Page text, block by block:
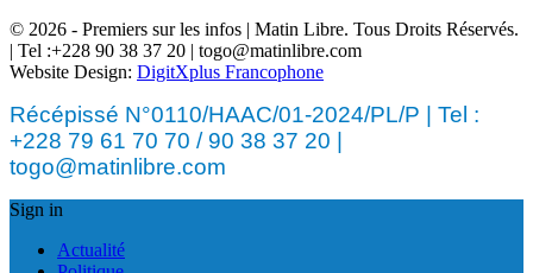
© 2026 - Premiers sur les infos | Matin Libre. Tous Droits Réservés.
| Tel :+228 90 38 37 20 | togo@matinlibre.com
Website Design: DigitXplus Francophone
Récépissé N°0110/HAAC/01-2024/PL/P | Tel :
+228 79 61 70 70 / 90 38 37 20 |
togo@matinlibre.com
Sign in
Actualité